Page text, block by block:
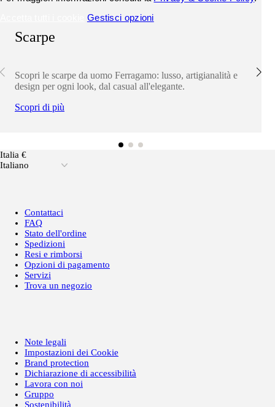
Scarpe
Scopri le scarpe da uomo Ferragamo: lusso, artigianalità e
design per ogni look, dal casual all'elegante.
Scopri di più
Italia €
Italiano
Contattaci
FAQ
Stato dell'ordine
Spedizioni
Resi e rimborsi
Opzioni di pagamento
Servizi
Trova un negozio
Note legali
Impostazioni dei Cookie
Brand protection
Dichiarazione di accessibilità
Lavora con noi
Gruppo
Sostenibilità
Gestisci opzioni